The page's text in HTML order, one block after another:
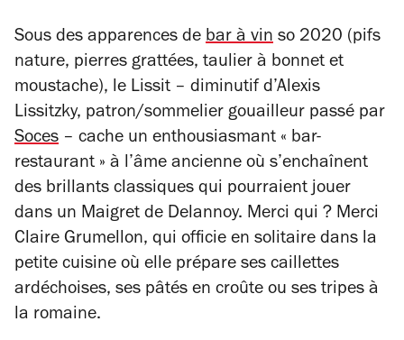
Sous des apparences de bar à vin so 2020 (pifs
nature, pierres grattées, taulier à bonnet et
moustache), le Lissit – diminutif d’Alexis
Lissitzky, patron/sommelier gouailleur passé par
Soces – cache un enthousiasmant « bar-
restaurant » à l’âme ancienne où s’enchaînent
des brillants classiques qui pourraient jouer
dans un Maigret de Delannoy. Merci qui ? Merci
Claire Grumellon, qui officie en solitaire dans la
petite cuisine où elle prépare ses caillettes
ardéchoises, ses pâtés en croûte ou ses tripes à
la romaine.